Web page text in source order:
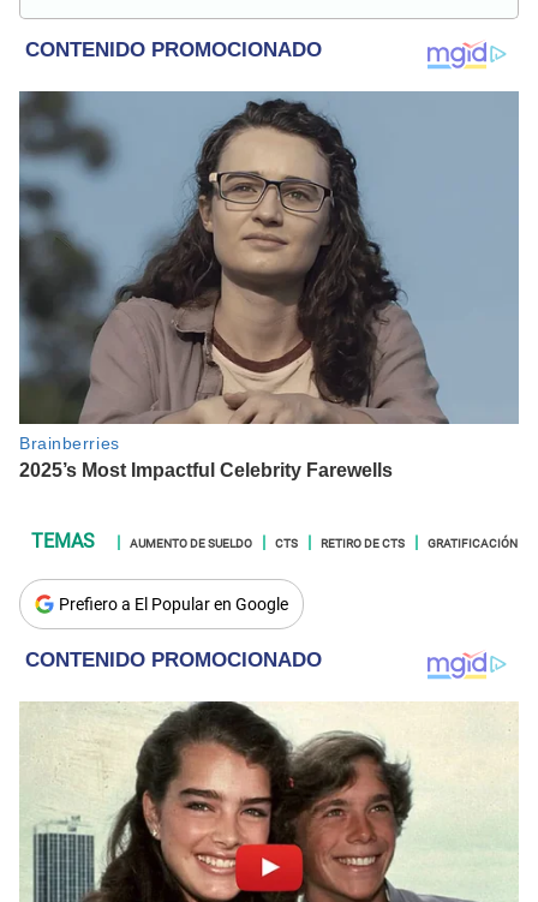
en temas relacionados con misterios, películas y series
policiales.
AUMENTO DE SUELDO CTS RETIRO DE CTS GRATIFICACIÓN
Prefiero a El Popular en Google